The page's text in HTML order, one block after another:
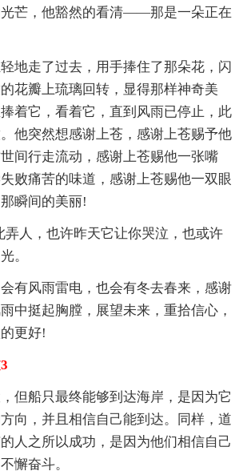
光芒，他豁然的看清——那是一朵正在
地走了过去，用手捧住了那朵花，闪
花瓣上琉璃回转，显得那样神奇美
着它，看着它，直到风雨已停止，此
他突然想感谢上苍，感谢上苍赐予他
间行走流动，感谢上苍赐他一张嘴
败痛苦的味道，感谢上苍赐他一双眼
瞬间的美丽!
弄人，也许昨天它让你哭泣，也或许
。
有风雨雷电，也会有冬去春来，感谢
中挺起胸膛，展望未来，重拾信心，
更好!
但船只最终能够到达海岸，是因为它
向，并且相信自己能到达。同样，道
人之所以成功，是因为他们相信自己
懈奋斗。